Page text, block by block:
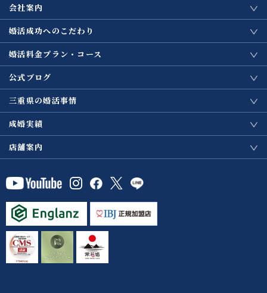
会社案内
婚活成功へのこだわり
婚活料金プラン・コース
公式ブログ
三重県の婚活事情
成婚実績
店舗案内